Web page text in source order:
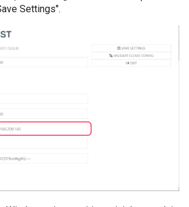
Settings".